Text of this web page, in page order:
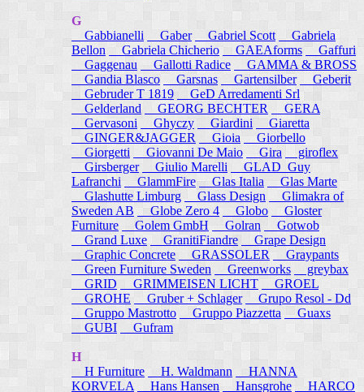
G
Gabbianelli
Gaber Gabriel Scott
Gabriela
Bellon
Gabriela Chicherio GAEAforms
Gaffuri
Gaggenau
Gallotti Radice
GAMMA & BROSS
Gandia Blasco
Garsnas Gartensilber
Geberit
Gebruder T 1819
GeD Arredamenti Srl
Gelderland
GEORG BECHTER
GERA
Gervasoni
Ghyczy Giardini
Giaretta
GINGER&JAGGER
Gioia
Giorbello
Giorgetti
Giovanni De Maio Gira
giroflex
Girsberger
Giulio Marelli
GLAD_Guy
Lafranchi
GlammFire Glas Italia
Glas Marte
Glashutte Limburg
Glass Design
Glimakra of
Sweden AB
Globe Zero 4 Globo
Gloster
Furniture
Golem GmbH Golran
Gotwob
Grand Luxe
GranitiFiandre
Grape Design
Graphic Concrete
GRASSOLER
Graypants
Green Furniture Sweden
Greenworks
greybax
GRID
GRIMMEISEN LICHT
GROEL
GROHE
Gruber + Schlager
Grupo Resol - Dd
Gruppo Mastrotto
Gruppo Piazzetta
Guaxs
GUBI
Gufram
H
H Furniture
H. Waldmann
HANNA
KORVELA
Hans Hansen Hansgrohe HARCO